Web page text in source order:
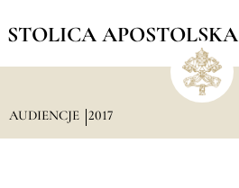
STOLICA APOSTOLSKA
AUDIENCJE 2017